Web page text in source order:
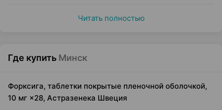
Читать полностью
Где купить Минск
Форксига, таблетки покрытые пленочной оболочкой,
10 мг ×28, Астразенека Швеция